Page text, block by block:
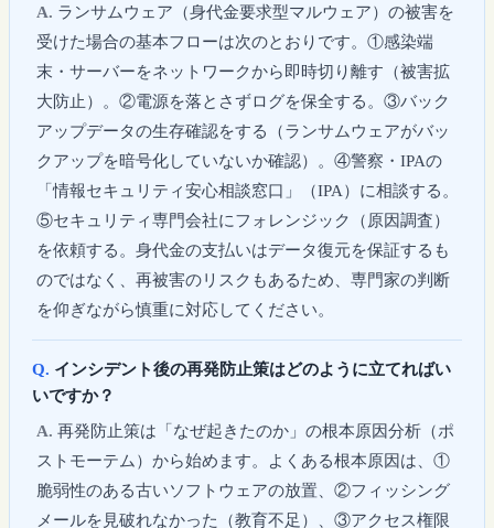
ランサムウェア（身代金要求型マルウェア）の被害を
受けた場合の基本フローは次のとおりです。①感染端
末・サーバーをネットワークから即時切り離す（被害拡
大防止）。②電源を落とさずログを保全する。③バック
アップデータの生存確認をする（ランサムウェアがバッ
クアップを暗号化していないか確認）。④警察・IPAの
「情報セキュリティ安心相談窓口」（IPA）に相談する。
⑤セキュリティ専門会社にフォレンジック（原因調査）
を依頼する。身代金の支払いはデータ復元を保証するも
のではなく、再被害のリスクもあるため、専門家の判断
を仰ぎながら慎重に対応してください。
インシデント後の再発防止策はどのように立てればい
いですか？
再発防止策は「なぜ起きたのか」の根本原因分析（ポ
ストモーテム）から始めます。よくある根本原因は、①
脆弱性のある古いソフトウェアの放置、②フィッシング
メールを見破れなかった（教育不足）、③アクセス権限